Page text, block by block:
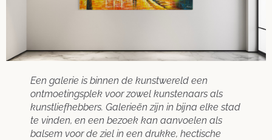
Een galerie is binnen de kunstwereld een
ontmoetingsplek voor zowel kunstenaars als
kunstliefhebbers. Galerieën zijn in bijna elke stad
te vinden, en een bezoek kan aanvoelen als
balsem voor de ziel in een drukke, hectische